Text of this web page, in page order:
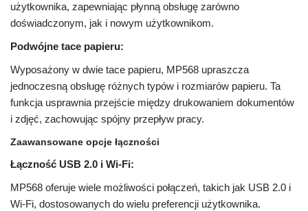
użytkownika, zapewniając płynną obsługę zarówno
doświadczonym, jak i nowym użytkownikom.
Podwójne tace papieru:
Wyposażony w dwie tace papieru, MP568 upraszcza
jednoczesną obsługę różnych typów i rozmiarów papieru. Ta
funkcja usprawnia przejście między drukowaniem dokumentów
i zdjęć, zachowując spójny przepływ pracy.
Zaawansowane opcje łączności
Łączność USB 2.0 i Wi-Fi:
MP568 oferuje wiele możliwości połączeń, takich jak USB 2.0 i
Wi-Fi, dostosowanych do wielu preferencji użytkownika.